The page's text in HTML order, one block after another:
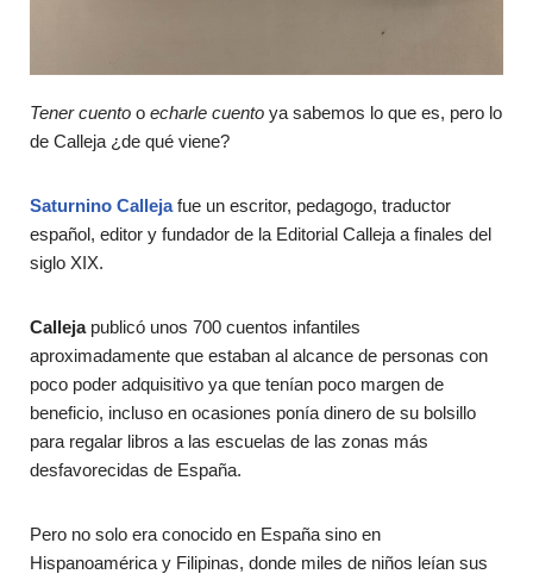
Tener cuento o echarle cuento ya sabemos lo que es, pero lo
de Calleja ¿de qué viene?
Saturnino Callejafue un escritor, pedagogo, traductor
español, editor y fundador de la Editorial Calleja a finales del
siglo XIX.
Callejapublicó unos 700 cuentos infantiles
aproximadamente que estaban al alcance de personas con
poco poder adquisitivo ya que tenían poco margen de
beneficio, incluso en ocasiones ponía dinero de su bolsillo
para regalar libros a las escuelas de las zonas más
desfavorecidas de España.
Pero no solo era conocido en España sino en
Hispanoamérica y Filipinas, donde miles de niños leían sus